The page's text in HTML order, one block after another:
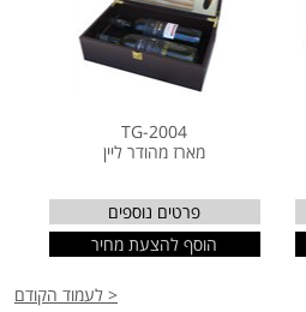
TG-2004
מארז מהודר ליין
פרטים נוספים
הוסף להצעת מחיר
< לעמוד הקודם